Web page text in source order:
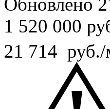
1 520 000
21 714